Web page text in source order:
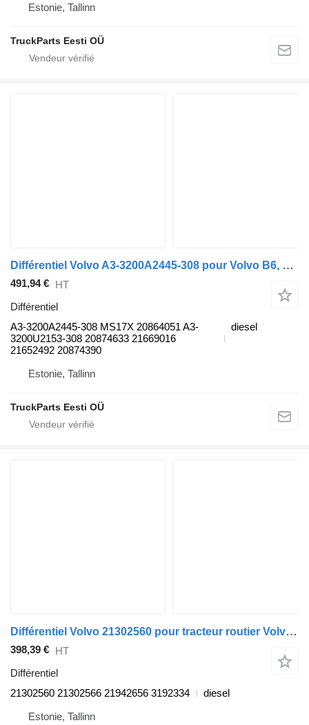
Estonie, Tallinn
TruckParts Eesti OÜ
Différentiel Volvo A3-3200A2445-308 pour Volvo B6, B7, B9, B10, B12 bus (1978-2011)
491,94 € HT
Différentiel
A3-3200A2445-308 MS17X 20864051 A3-
3200U2153-308 20874633 21669016
21652492 20874390
diesel
Estonie, Tallinn
TruckParts Eesti OÜ
Différentiel Volvo 21302560 pour tracteur routier Volvo FM7-FM12, FM, FMX (1998-2014)
398,39 € HT
Différentiel
21302560 21302566 21942656 3192334
diesel
Estonie, Tallinn